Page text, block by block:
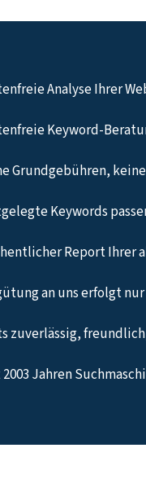
Analyse Ihrer
Keyword-
Grundgebühren,
Keywords
Report Ihrer
an uns erfolgt
zuverlässig,
Jahren